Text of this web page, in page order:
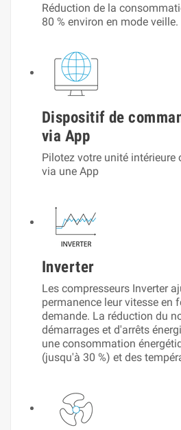
Réduction de la
80 % environ en mode veille.
Dispositif de
via App
Pilotez votre unité intérieure
via une App
Inverter
Les compresseurs Inverter
permanence leur vitesse en
demande. La réduction du
démarrages et d'arrêts
une consommation
(jusqu'à 30 %) et des